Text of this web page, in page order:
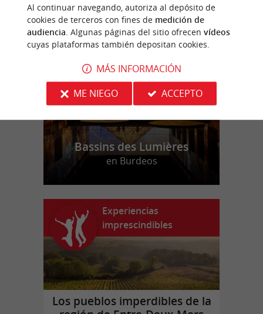
n
u
e
s
t
r
o
f
a
v
o
r
i
t
o
Bassins des Lumières
en Burdeos
Experiencias
imprescindibles
Los pueblos imperdibles de la
Al continuar navegando, autoriza al depósito de
cookies de terceros con fines de medición de
audiencia . Algunas páginas del sitio ofrecen vídeos
cuyas plataformas también depositan cookies.
MÁS INFORMACIÓN
ME NIEGO
ACCEPTO